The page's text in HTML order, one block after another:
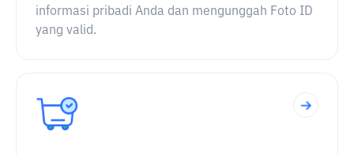
informasi pribadi Anda dan mengunggah Foto ID
yang valid.